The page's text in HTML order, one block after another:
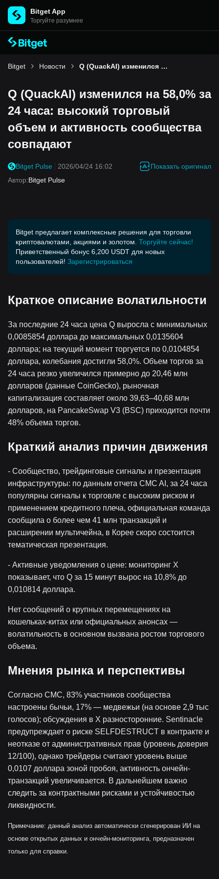
Bitget App
Торгуйте разумнее
Bitget Новости Q (QuackAI) изменился на 58,0% за 24 часа: высокий торговый объем и активность сообщества совпадают
Q (QuackAI) изменился на 58,0% за
24 часа: высокий торговый
объем и активность сообщества
совпадают
Bitget Pulse 2026/04/24 16:02
Показать оригинал
Автор:Bitget Pulse
Bitget предлагает комплексные решения для торговли
криптовалютами, акциями и золотом. Торгуйте сейчас!
Приветственный бонус 6,200 USDT для новых
пользователей! Зарегистрироваться
Краткое описание волатильности
За последние 24 часа цена Q выросла с минимальных
0,0085854 доллара до максимальных 0,0135604
доллара; на текущий момент торгуется по 0,0104854
доллара, колебания достигли 58,0%. Объем торгов за
24 часа резко увеличился примерно до 20,46 млн
долларов (данные CoinGecko), рыночная
капитализация составляет около 39,63–40,68 млн
долларов, на PancakeSwap V3 (BSC) приходится почти
48% объема торгов.
Краткий анализ причин движения
- Сообщество, трейдинговые сигналы и презентация
инфраструктуры: по данным отчета CMC AI, за 24 часа
популярны сигналы к торговле с высоким риском и
применением кредитного плеча, официальная команда
сообщила о более чем 41 млн транзакций и
расширении мультичейна, в Корее скоро состоится
тематическая презентация.
- Активные уведомления о цене: мониторинг X
показывает, что Q за 15 минут вырос на 10,8% до
0,010814 доллара.
Нет сообщений о крупных перемещениях на
кошельках-китах или официальных анонсах —
волатильность в основном вызвана ростом торгового
объема.
Мнения рынка и перспективы
Согласно CMC, 83% участников сообщества
настроены бычьи, 17% — медвежьи (на основе 2,9 тыс
голосов); обсуждения в X разносторонние. Sentinacle
предупреждает о риске SELFDESTRUCT в контракте и
неотказе от административных прав (уровень доверия
12/100), однако трейдеры считают уровень выше
0,0107 доллара зоной пробоя, активность ончейн-
транзакций увеличивается. В дальнейшем важно
следить за контрактными рисками и устойчивостью
ликвидности.
Примечание: данный анализ автоматически сгенерирован ИИ на
основе открытых данных и ончейн-мониторинга, предназначен
только для справки.